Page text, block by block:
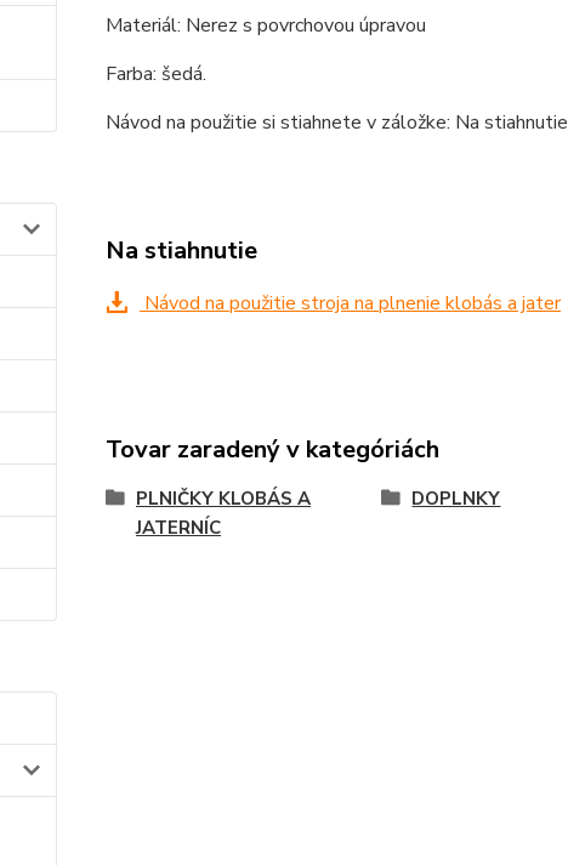
Materiál: Nerez s povrchovou úpravou
Farba: šedá.
Návod na použitie si stiahnete v záložke: Na stiahnutie
Na stiahnutie
Návod na použitie stroja na plnenie klobás a jater
Tovar zaradený v kategóriách
PLNIČKY KLOBÁS A
JATERNÍC
DOPLNKY